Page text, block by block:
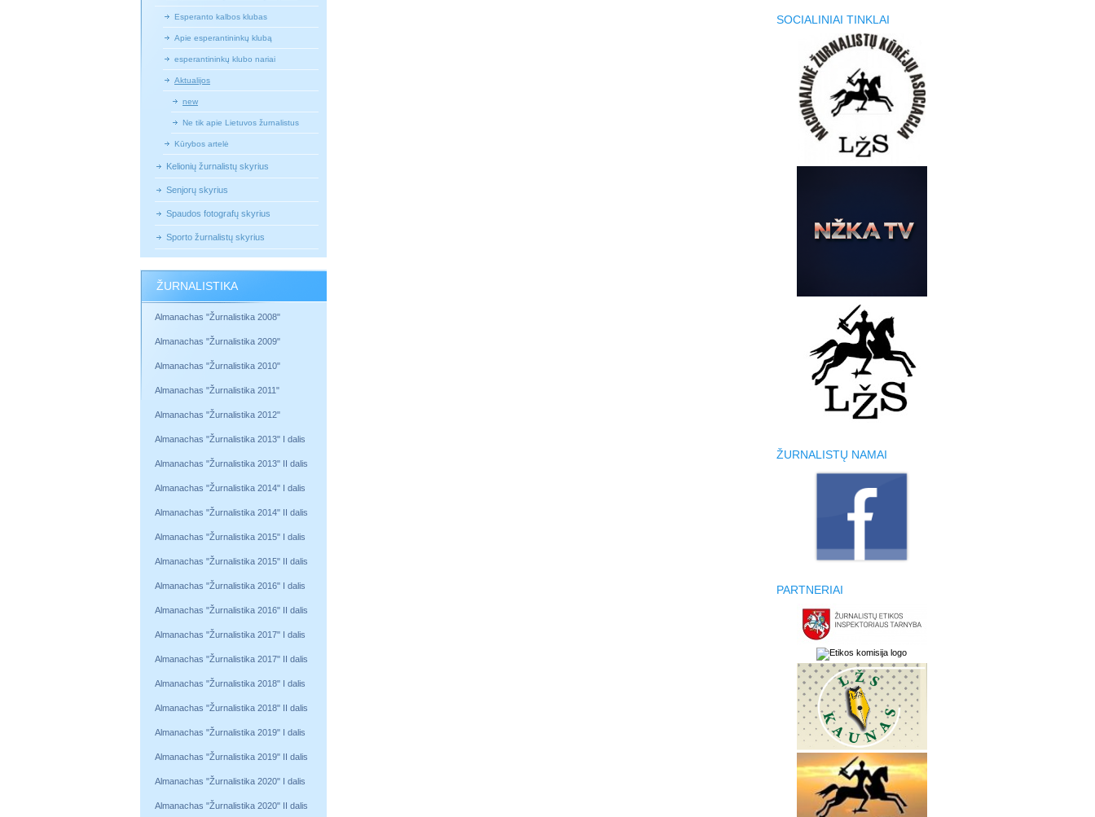
Esperanto kalbos klubas
Apie esperantininkų klubą
esperantininkų klubo nariai
Aktualijos
new
Ne tik apie Lietuvos žurnalistus
Kūrybos artelė
Kelionių žurnalistų skyrius
Senjorų skyrius
Spaudos fotografų skyrius
Sporto žurnalistų skyrius
ŽURNALISTIKA
Almanachas "Žurnalistika 2008"
Almanachas "Žurnalistika 2009"
Almanachas "Žurnalistika 2010"
Almanachas "Žurnalistika 2011"
Almanachas "Žurnalistika 2012"
Almanachas "Žurnalistika 2013" I dalis
Almanachas "Žurnalistika 2013" II dalis
Almanachas "Žurnalistika 2014" I dalis
Almanachas "Žurnalistika 2014" II dalis
Almanachas "Žurnalistika 2015" I dalis
Almanachas "Žurnalistika 2015" II dalis
Almanachas "Žurnalistika 2016" I dalis
Almanachas "Žurnalistika 2016" II dalis
Almanachas "Žurnalistika 2017" I dalis
Almanachas "Žurnalistika 2017" II dalis
Almanachas "Žurnalistika 2018" I dalis
Almanachas "Žurnalistika 2018" II dalis
Almanachas "Žurnalistika 2019" I dalis
Almanachas "Žurnalistika 2019" II dalis
Almanachas "Žurnalistika 2020" I dalis
Almanachas "Žurnalistika 2020" II dalis
SOCIALINIAI TINKLAI
ŽURNALISTŲ NAMAI
PARTNERIAI